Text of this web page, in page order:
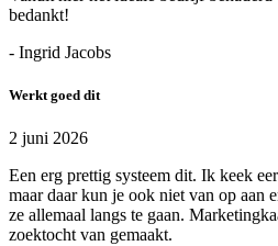
bedankt!
- Ingrid Jacobs
Werkt goed dit
2 juni 2026
Een erg prettig systeem dit. Ik keek
maar daar kun je ook niet van op aan
ze allemaal langs te gaan.
zoektocht van gemaakt.